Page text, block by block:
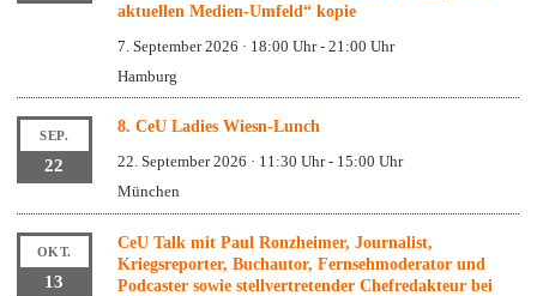
aktuellen Medien-Umfeld“ kopie
7. September 2026 · 18:00 Uhr- 21:00 Uhr
Hamburg
SEP.
22
8. CeU Ladies Wiesn-Lunch
22. September 2026 · 11:30 Uhr- 15:00 Uhr
München
OKT.
13
CeU Talk mit Paul Ronzheimer, Journalist,
Kriegsreporter, Buchautor, Fernsehmoderator und
Podcaster sowie stellvertretender Chefredakteur bei